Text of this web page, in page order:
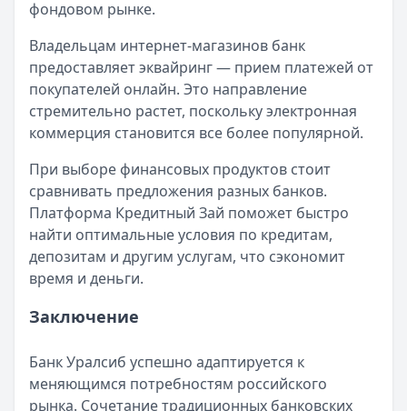
фондовом рынке.
Владельцам интернет-магазинов банк
предоставляет эквайринг — прием платежей от
покупателей онлайн. Это направление
стремительно растет, поскольку электронная
коммерция становится все более популярной.
При выборе финансовых продуктов стоит
сравнивать предложения разных банков.
Платформа Кредитный Зай поможет быстро
найти оптимальные условия по кредитам,
депозитам и другим услугам, что сэкономит
время и деньги.
Заключение
Банк Уралсиб успешно адаптируется к
меняющимся потребностям российского
рынка. Сочетание традиционных банковских